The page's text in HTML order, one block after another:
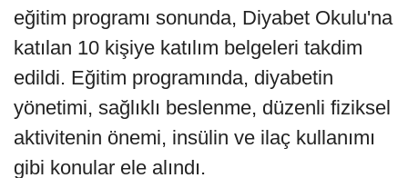
eğitim programı sonunda, Diyabet Okulu'na
katılan 10 kişiye katılım belgeleri takdim
edildi. Eğitim programında, diyabetin
yönetimi, sağlıklı beslenme, düzenli fiziksel
aktivitenin önemi, insülin ve ilaç kullanımı
gibi konular ele alındı.